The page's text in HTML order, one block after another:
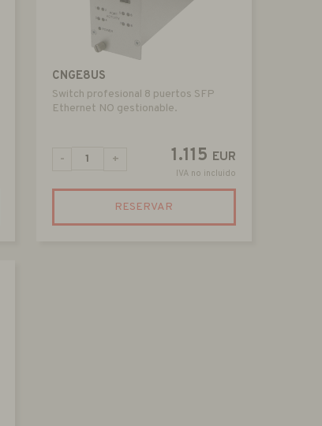
CNGE8US
Switch profesional 8 puertos SFP
Ethernet NO gestionable.
1.115 EUR
IVA no incluido
- +
RESERVAR